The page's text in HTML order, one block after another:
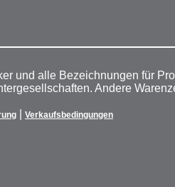
und alle Bezeichnungen für
Andere
Verkaufsbedingungen